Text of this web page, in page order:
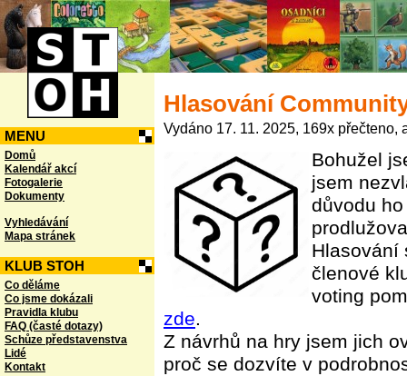
MENU
Domů
Kalendář akcí
Fotogalerie
Dokumenty
Vyhledávání
Mapa stránek
KLUB STOH
Co děláme
Co jsme dokázali
Pravidla klubu
FAQ (časté dotazy)
Schůze představenstva
Lidé
Kontakt
Hlasování
Vydáno 17. 11. 2025, 169x přečteno,
Bohužel
jsem
důvodu
Hlasování
členové
voting
zde.
Z návrhů na hry jsem jich
proč se dozvíte v